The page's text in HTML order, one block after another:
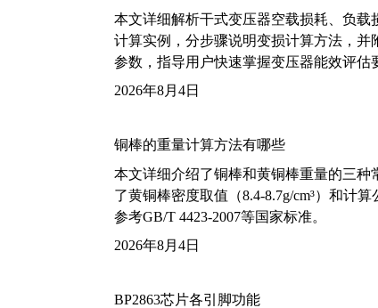
本文详细解析干式变压器空载损耗、负载
计算实例，分步骤说明变损计算方法，并
参数，指导用户快速掌握变压器能效评估
2026年8月4日
铜棒的重量计算方法有哪些
本文详细介绍了铜棒和黄铜棒重量的三
了黄铜棒密度取值（8.4-8.7g/cm³）和计
参考GB/T 4423-2007等国家标准。
2026年8月4日
BP2863芯片各引脚功能